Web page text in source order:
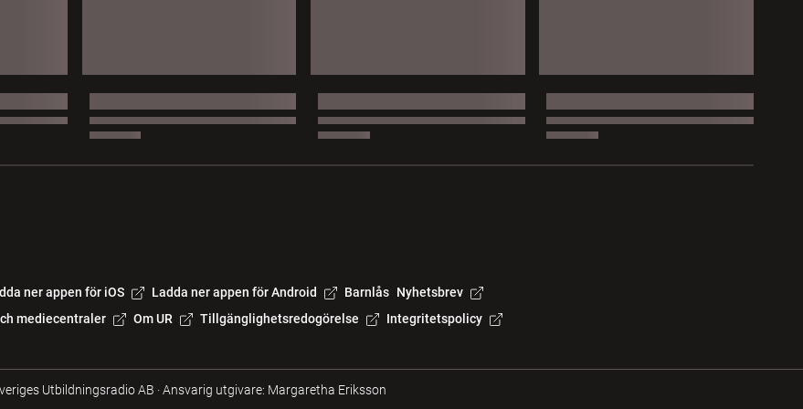
ner appen för iOS Ladda ner appen för Android Barnlås Nyhetsbrev
mediecentraler Om UR Tillgänglighetsredogörelse Integritetspolicy
Utbildningsradio AB ·Ansvarig utgivare: Margaretha Eriksson